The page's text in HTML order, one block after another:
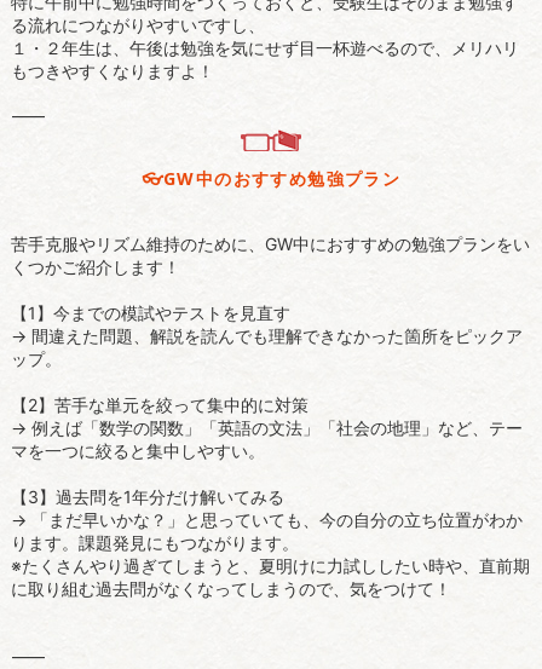
る流れにつながりやすいですし、
１・２年生は、午後は勉強を気にせず目一杯遊べるので、メリハリ
もつきやすくなりますよ！
⸻
👓️GW中のおすすめ勉強プラン
苦手克服やリズム維持のために、GW中におすすめの勉強プランをい
くつかご紹介します！
【1】今までの模試やテストを見直す
→ 間違えた問題、解説を読んでも理解できなかった箇所をピックア
ップ。
【2】苦手な単元を絞って集中的に対策
→ 例えば「数学の関数」「英語の文法」「社会の地理」など、テー
マを一つに絞ると集中しやすい。
【3】過去問を1年分だけ解いてみる
→ 「まだ早いかな？」と思っていても、今の自分の立ち位置がわか
ります。課題発見にもつながります。
※たくさんやり過ぎてしまうと、夏明けに力試ししたい時や、直前期
に取り組む過去問がなくなってしまうので、気をつけて！
⸻